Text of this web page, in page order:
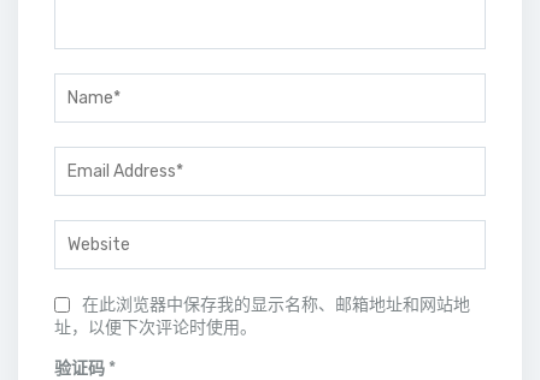
在此浏览器中保存我的显示名称、邮箱地址和网站地
址，以便下次评论时使用。
验证码 *